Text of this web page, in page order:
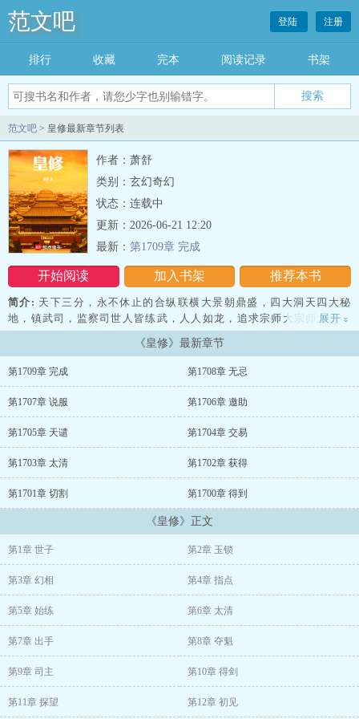
范文吧 登陆 注册
排行 收藏 完本 阅读记录 书架
范文吧 > 皇修最新章节列表
作者：萧舒
类别：玄幻奇幻
状态：连载中
开始阅读 加入书架 推荐本书
更新：2026-06-21 12:20
最新： 第1709章 完成
简介: 天下三分，永不休止的合纵联横大景朝鼎盛，四大洞天四大秘
地，镇武司，监察司世人皆练武，人人如龙，追求宗师大宗师之境转
世为皇子庆王的世子，身怀神明般超感，在这荣华富贵里修行，欲成
就无上大宗师，追求长生，又岂容外族侵略，内乱丛生。
展开 »
《皇修》最新章节
第1709章 完成 第1708章 无忌
第1707章 说服 第1706章 邀助
第1705章 天谴 第1704章 交易
第1703章 太清 第1702章 获得
第1701章 切割 第1700章 得到
《皇修》正文
第1章 世子 第2章 玉锁
第3章 幻相 第4章 指点
第5章 始练 第6章 太清
第7章 出手 第8章 夺魁
第9章 司主 第10章 得剑
第11章 探望 第12章 初见